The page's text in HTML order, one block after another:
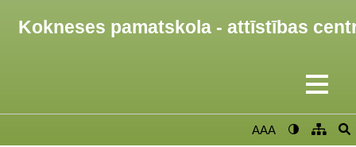
Kokneses pamatskola - attīstības
AAA